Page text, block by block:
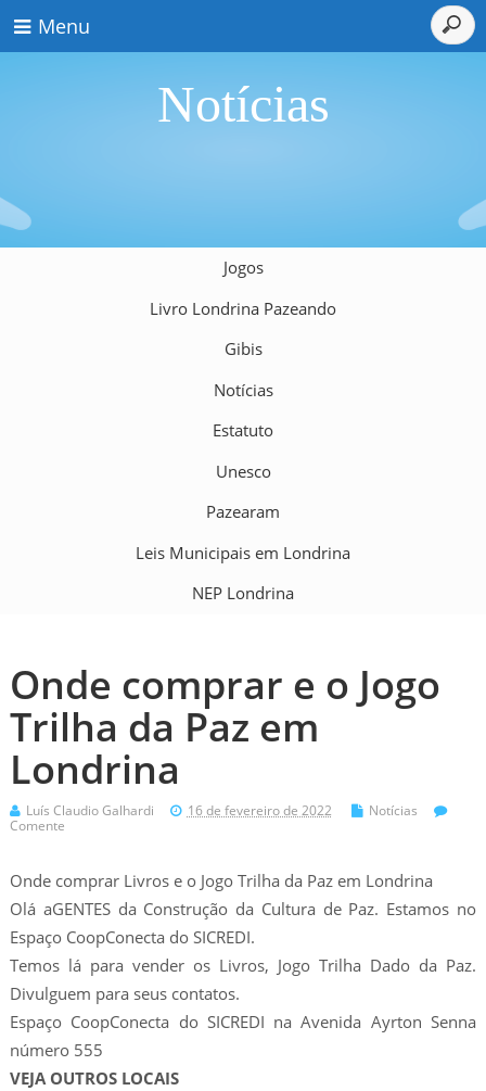
Menu
Notícias
Jogos
Livro Londrina Pazeando
Gibis
Notícias
Estatuto
Unesco
Pazearam
Leis Municipais em Londrina
NEP Londrina
Onde comprar e o Jogo
Trilha da Paz em
Londrina
Luís Claudio Galhardi 16 de fevereiro de 2022
Notícias
Comente
Onde comprar Livros e o Jogo Trilha da Paz em Londrina
Olá aGENTES da Construção da Cultura de Paz. Estamos no
Espaço CoopConecta do SICREDI.
Temos lá para vender os Livros, Jogo Trilha Dado da Paz.
Divulguem para seus contatos.
Espaço CoopConecta do SICREDI na Avenida Ayrton Senna
número 555
VEJA OUTROS LOCAIS